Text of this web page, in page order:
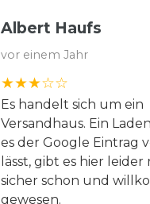
Albert Haufs
vor einem Jahr
Es handelt sich um ein
Versandhaus. Ein
es der Google Eintrag
lässt, gibt es hier leider
sicher schon und
gewesen.